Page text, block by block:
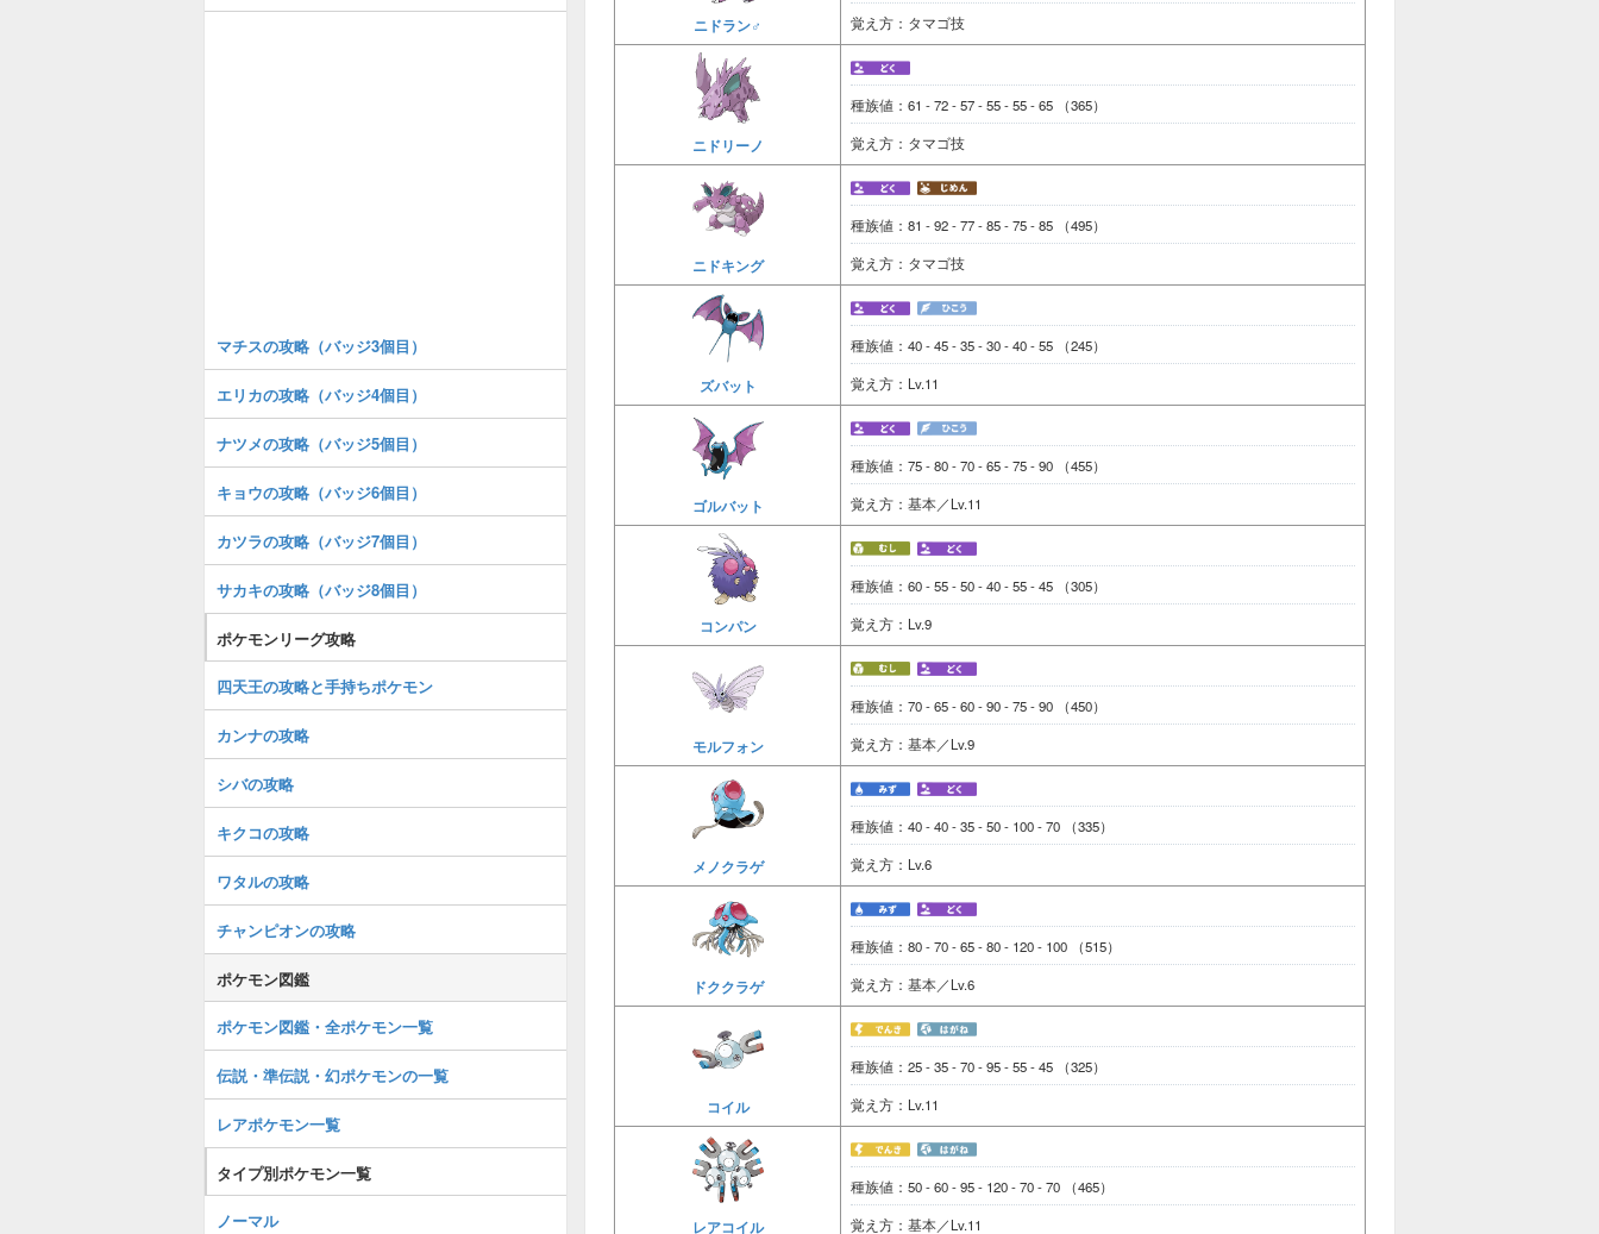
ニドラン♂ 覚え方：タマゴ技
ニドリーノ
種族値：61 - 72 - 57 - 55 - 55 - 65 （365）
覚え方：タマゴ技
ニドキング
種族値：81 - 92 - 77 - 85 - 75 - 85 （495）
覚え方：タマゴ技
ズバット
種族値：40 - 45 - 35 - 30 - 40 - 55 （245）
覚え方：Lv.11
ゴルバット
種族値：75 - 80 - 70 - 65 - 75 - 90 （455）
覚え方：基本／Lv.11
コンパン
種族値：60 - 55 - 50 - 40 - 55 - 45 （305）
覚え方：Lv.9
モルフォン
種族値：70 - 65 - 60 - 90 - 75 - 90 （450）
覚え方：基本／Lv.9
メノクラゲ
種族値：40 - 40 - 35 - 50 - 100 - 70 （335）
覚え方：Lv.6
ドククラゲ
種族値：80 - 70 - 65 - 80 - 120 - 100 （515）
覚え方：基本／Lv.6
コイル
種族値：25 - 35 - 70 - 95 - 55 - 45 （325）
覚え方：Lv.11
レアコイル
種族値：50 - 60 - 95 - 120 - 70 - 70 （465）
覚え方：基本／Lv.11
マチスの攻略（バッジ3個目）
エリカの攻略（バッジ4個目）
ナツメの攻略（バッジ5個目）
キョウの攻略（バッジ6個目）
カツラの攻略（バッジ7個目）
サカキの攻略（バッジ8個目）
ポケモンリーグ攻略
四天王の攻略と手持ちポケモン
カンナの攻略
シバの攻略
キクコの攻略
ワタルの攻略
チャンピオンの攻略
ポケモン図鑑
ポケモン図鑑・全ポケモン一覧
伝説・準伝説・幻ポケモンの一覧
レアポケモン一覧
タイプ別ポケモン一覧
ノーマル